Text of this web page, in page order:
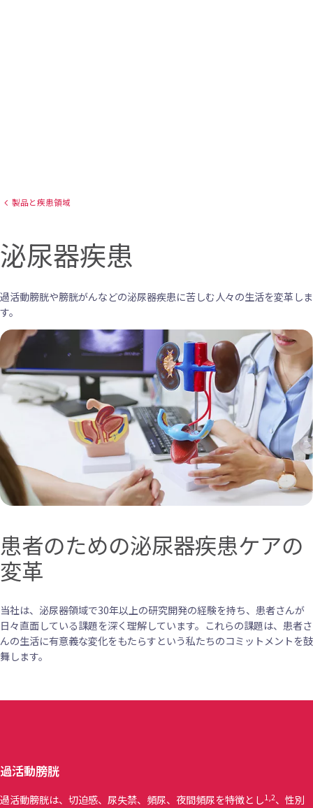
製品と疾患領域
泌尿器疾患
過活動膀胱や膀胱がんなどの泌尿器疾患に苦しむ人々の生活を変革しま
す。
患者のための泌尿器疾患ケアの
変革
当社は、泌尿器領域で30年以上の研究開発の経験を持ち、患者さんが
日々直面している課題を深く理解しています。これらの課題は、患者さ
んの生活に有意義な変化をもたらすという私たちのコミットメントを鼓
舞します。
過活動膀胱
過活動膀胱は、切迫感、尿失禁、頻尿、夜間頻尿を特徴とし1,2、性別